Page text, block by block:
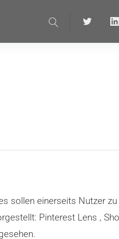
Suche Twitter
sollen einerseits Nutzer
Pinterest Lens ,